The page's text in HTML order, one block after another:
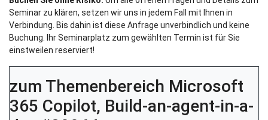
Seminar zu klären, setzen wir uns in jedem Fall mit Ihnen in
Verbindung. Bis dahin ist diese Anfrage unverbindlich und keine
Buchung. Ihr Seminarplatz zum gewählten Termin ist für Sie
einstweilen reserviert!
zum Themenbereich Microsoft
365 Copilot, Build-an-agent-in-a-